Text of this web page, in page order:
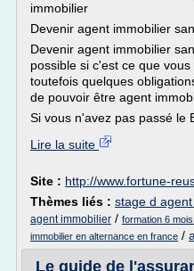
immobilier
Devenir agent immobilier
Devenir agent immobilier
possible si c'est ce que
toutefois quelques
de pouvoir être agent
Si vous n'avez pas passé le
Lire la suite
Site : http://www.fortune-
Thèmes liés : stage d
agent immobilier / formation 6
immobilier en alternance en france /
Le guide de